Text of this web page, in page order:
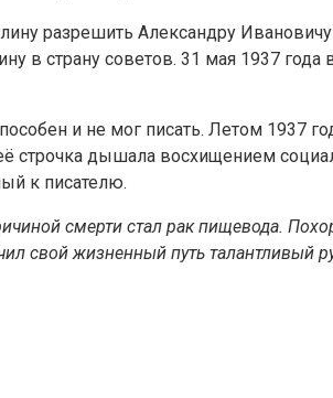
разрешить Александру
страну советов. 31 мая 1937 года
и не мог писать. Летом 1937
строчка дышала восхищением
к писателю.
смерти стал рак пищевода.
свой жизненный путь талантливый